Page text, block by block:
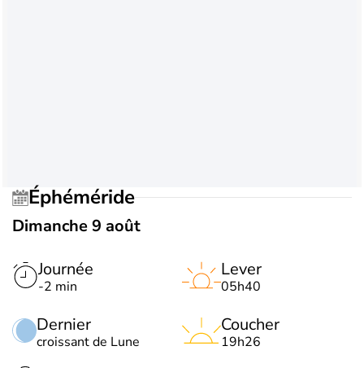
Éphéméride
Dimanche 9 août
Journée
-2 min
Dernier
croissant de Lune
Lever
05h40
Coucher
19h26